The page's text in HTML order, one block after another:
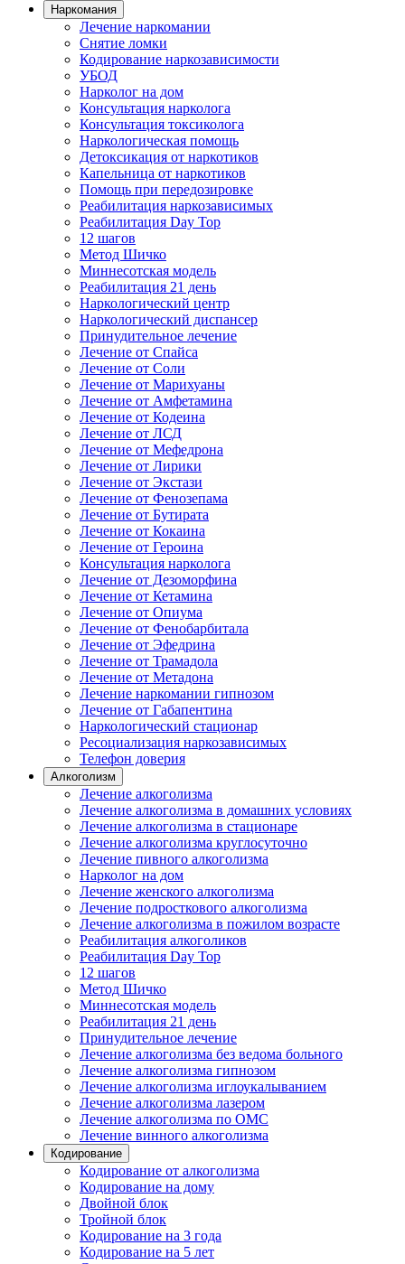
Наркомания
Лечение наркомании
Снятие ломки
Кодирование наркозависимости
УБОД
Нарколог на дом
Консультация нарколога
Консультация токсиколога
Наркологическая помощь
Детоксикация от наркотиков
Капельница от наркотиков
Помощь при передозировке
Реабилитация наркозависимых
Реабилитация Day Top
12 шагов
Метод Шичко
Миннесотская модель
Реабилитация 21 день
Наркологический центр
Наркологический диспансер
Принудительное лечение
Лечение от Спайса
Лечение от Соли
Лечение от Марихуаны
Лечение от Амфетамина
Лечение от Кодеина
Лечение от ЛСД
Лечение от Мефедрона
Лечение от Лирики
Лечение от Экстази
Лечение от Фенозепама
Лечение от Бутирата
Лечение от Кокаина
Лечение от Героина
Консультация нарколога
Лечение от Дезоморфина
Лечение от Кетамина
Лечение от Опиума
Лечение от Фенобарбитала
Лечение от Эфедрина
Лечение от Трамадола
Лечение от Метадона
Лечение наркомании гипнозом
Лечение от Габапентина
Наркологический стационар
Ресоциализация наркозависимых
Телефон доверия
Алкоголизм
Лечение алкоголизма
Лечение алкоголизма в домашних условиях
Лечение алкоголизма в стационаре
Лечение алкоголизма круглосуточно
Лечение пивного алкоголизма
Нарколог на дом
Лечение женского алкоголизма
Лечение подросткового алкоголизма
Лечение алкоголизма в пожилом возрасте
Реабилитация алкоголиков
Реабилитация Day Top
12 шагов
Метод Шичко
Миннесотская модель
Реабилитация 21 день
Принудительное лечение
Лечение алкоголизма без ведома больного
Лечение алкоголизма гипнозом
Лечение алкоголизма иглоукалыванием
Лечение алкоголизма лазером
Лечение алкоголизма по ОМС
Лечение винного алкоголизма
Кодирование
Кодирование от алкоголизма
Кодирование на дому
Двойной блок
Тройной блок
Кодирование на 3 года
Кодирование на 5 лет